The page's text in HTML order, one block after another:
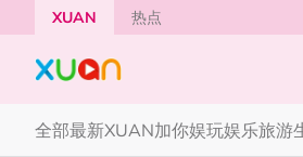
Skip to main content
XUAN 热点
全部最新XUAN加你娱玩娱乐旅游